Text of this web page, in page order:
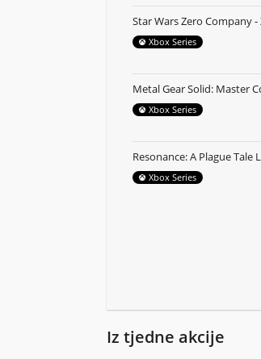
Star Wars Zero Company -
Xbox Series
Metal Gear Solid: Master
Xbox Series
Resonance: A Plague Tale
Xbox Series
Iz tjedne akcije